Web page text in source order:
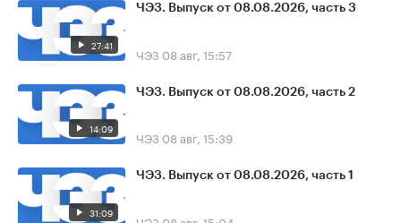
27:41
ЧЭЗ. Выпуск от 08.08.2026, часть 3
ЧЭЗ 08 авг, 15:57
14:09
ЧЭЗ. Выпуск от 08.08.2026, часть 2
ЧЭЗ 08 авг, 15:39
31:09
ЧЭЗ. Выпуск от 08.08.2026, часть 1